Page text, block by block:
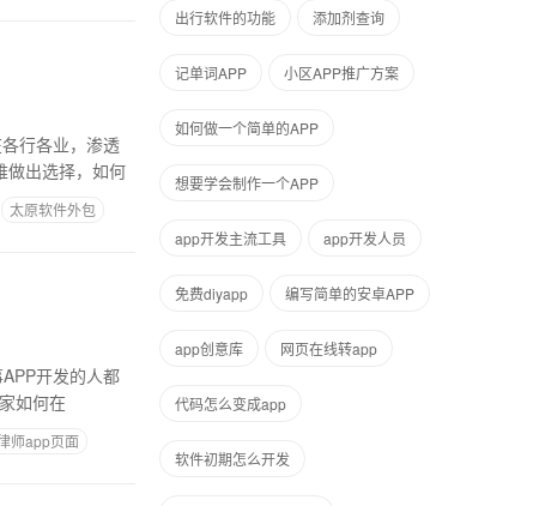
行各业，渗透
做出选择，如何
太原软件外包
开发的人都
如何在
师app页面
出行软件的功能 添加剂查询
记单词APP 小区APP推广方案
如何做一个简单的APP
想要学会制作一个APP
app开发主流工具 app开发人员
免费diyapp 编写简单的安卓APP
app创意库 网页在线转app
代码怎么变成app
软件初期怎么开发